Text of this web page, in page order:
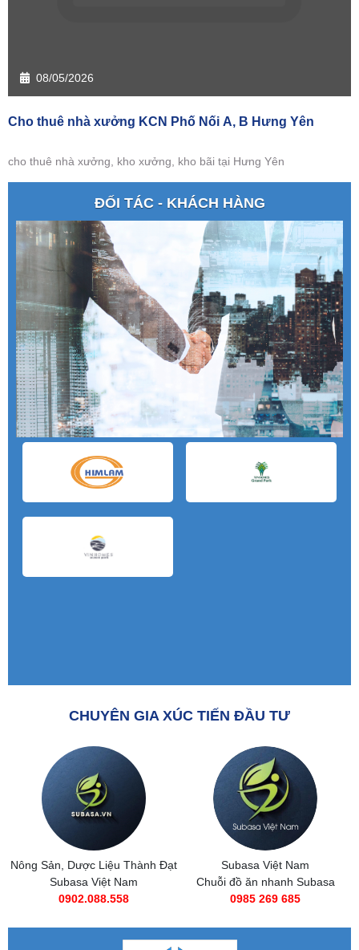
08/05/2026
Cho thuê nhà xưởng KCN Phố Nối A, B Hưng Yên
cho thuê nhà xưởng, kho xưởng, kho bãi tại Hưng Yên
ĐỐI TÁC - KHÁCH HÀNG
CHUYÊN GIA XÚC TIẾN ĐẦU TƯ
Nông Sản, Dược Liệu Thành Đạt
Subasa Việt Nam
0902.088.558
Subasa Việt Nam
Chuỗi đồ ăn nhanh Subasa
0985 269 685